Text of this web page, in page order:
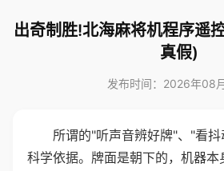
出奇制胜!北海麻将机程序遥
真假)
发布时间：2026年08
所谓的"听声音辨好牌"、"看
科学依据。牌面是朝下的，机器